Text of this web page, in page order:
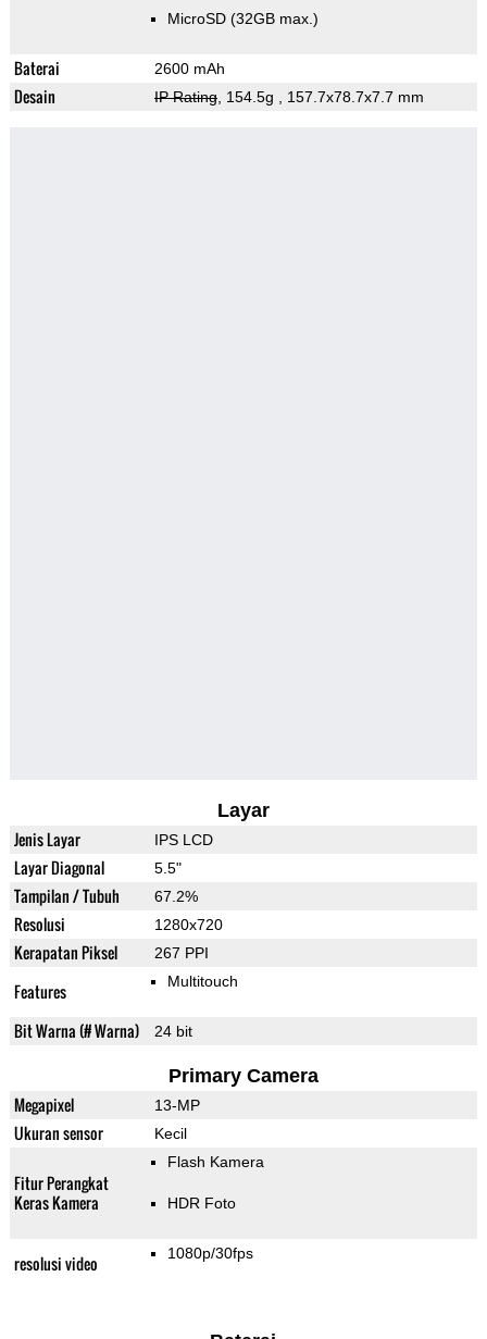
MicroSD (32GB max.)
Baterai 2600 mAh
Desain IP Rating, 154.5g , 157.7x78.7x7.7 mm
Layar
Jenis Layar IPS LCD
Layar Diagonal 5.5"
Tampilan / Tubuh 67.2%
Resolusi 1280x720
Kerapatan Piksel 267 PPI
Features Multitouch
Bit Warna (# Warna) 24 bit
Primary Camera
Megapixel 13-MP
Ukuran sensor Kecil
Fitur Perangkat
Keras Kamera
Flash Kamera
HDR Foto
resolusi video 1080p/30fps